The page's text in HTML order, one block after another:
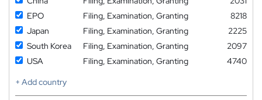
EPO
Filing, Examination, Granting
8218
Japan
Filing, Examination, Granting
2225
South Korea
Filing, Examination, Granting
2097
USA
Filing, Examination, Granting
4740
+ Add country